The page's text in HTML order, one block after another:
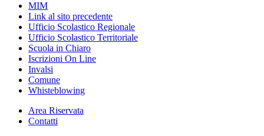
MIM
Link al sito precedente
Ufficio Scolastico Regionale
Ufficio Scolastico Territoriale
Scuola in Chiaro
Iscrizioni On Line
Invalsi
Comune
Whisteblowing
Area Riservata
Contatti